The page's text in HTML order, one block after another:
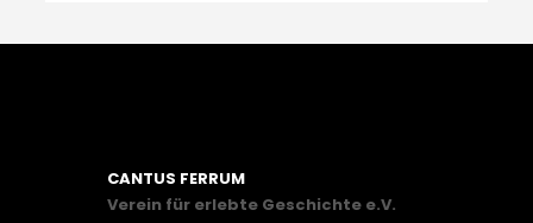
CANTUS FERRUM
Verein für erlebte Geschichte e.V.